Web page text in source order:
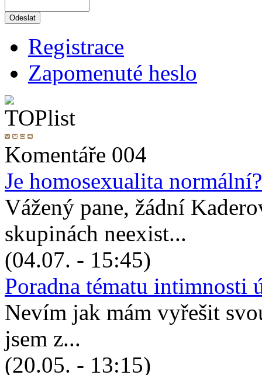
Registrace
Zapomenuté heslo
Komentáře 004
Je homosexualita normální?
Vážený pane, žádní
skupinách neexist...
(04.07. - 15:45)
Poradna tématu intimnosti
Nevím jak mám vyřešit
jsem z...
(20.05. - 13:15)